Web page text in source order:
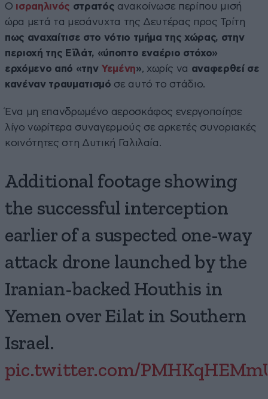
O ισραηλινός στρατός ανακοίνωσε περίπου μισή
ώρα μετά τα μεσάνυχτα της Δευτέρας προς Τρίτη
πως αναχαίτισε στο νότιο τμήμα της χώρας, στην
περιοχή της Εϊλάτ, «ύποπτο εναέριο στόχο»
ερχόμενο από «την Υεμένη», χωρίς να αναφερθεί σε
κανέναν τραυματισμό σε αυτό το στάδιο.
Ένα μη επανδρωμένο αεροσκάφος ενεργοποίησε
λίγο νωρίτερα συναγερμούς σε αρκετές συνοριακές
κοινότητες στη Δυτική Γαλιλαία.
Additional footage showing
the successful interception
earlier of a suspected one-way
attack drone launched by the
Iranian-backed Houthis in
Yemen over Eilat in Southern
Israel.
pic.twitter.com/